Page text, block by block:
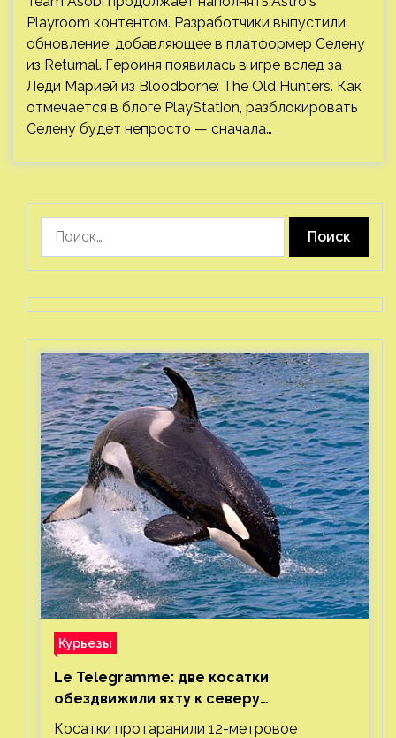
Playroom контентом. Разработчики выпустили
обновление, добавляющее в платформер Селену
из Returnal. Героиня появилась в игре вслед за
Леди Марией из Bloodborne: The Old Hunters. Как
отмечается в блоге PlayStation, разблокировать
Селену будет непросто — сначала…
Курьезы
Le Telegramme: две косатки
обездвижили яхту к северу
от Гибралтарского пролива
Косатки протаранили 12-метровое